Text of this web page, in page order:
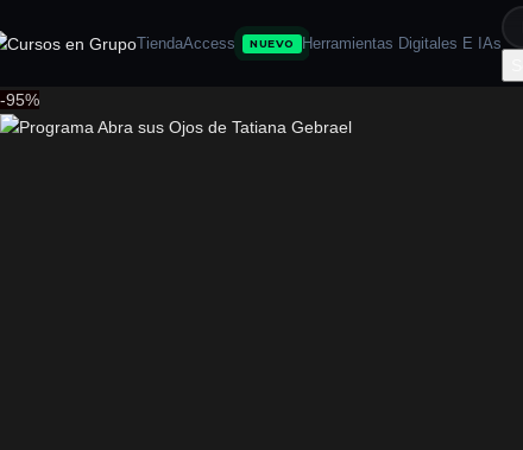
TiendaAccess NUEVO Herramientas Digitales E IAs
-95%